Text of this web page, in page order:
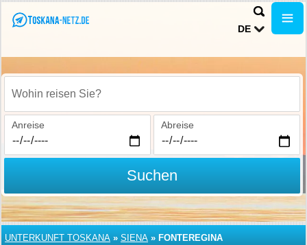
DE
Wohin reisen Sie?
Anreise Abreise
Suchen
UNTERKUNFT TOSKANA » SIENA » FONTEREGINA